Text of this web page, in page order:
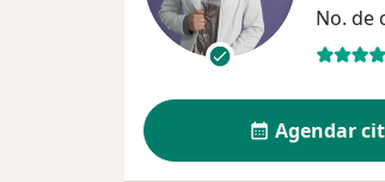
No. de
Agendar